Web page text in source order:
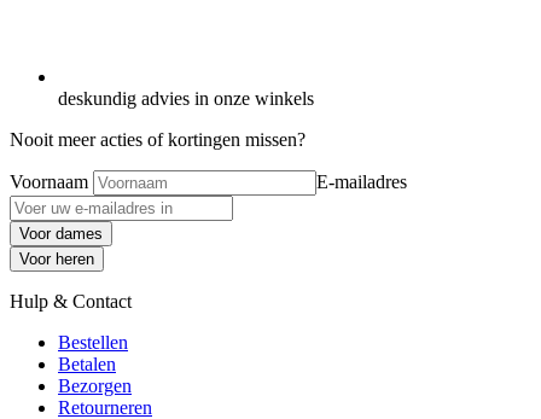
deskundig advies in onze winkels
Nooit meer acties of kortingen missen?
Voornaam E-mailadres
Voor dames
Voor heren
Hulp & Contact
Bestellen
Betalen
Bezorgen
Retourneren